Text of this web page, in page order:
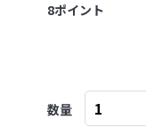
ポイント
8
数量